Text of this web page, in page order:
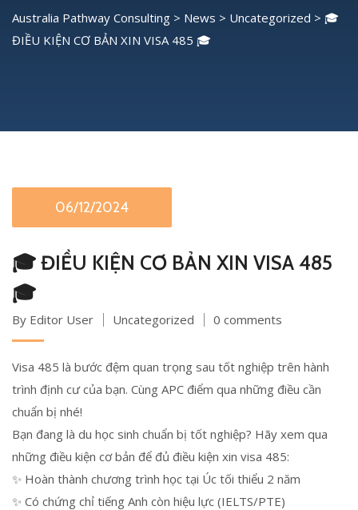
Australia Pathway Consulting > News > Uncategorized > 🎓
ĐIỀU KIỆN CƠ BẢN XIN VISA 485 🎓
06/12/2024
🎓 ĐIỀU KIỆN CƠ BẢN XIN VISA 485
🎓
By Editor User Uncategorized 0 comments
Visa 485 là bước đệm quan trọng sau tốt nghiệp trên hành
trình định cư của bạn. Cùng APC điểm qua những điều cần
chuẩn bị nhé!
Bạn đang là du học sinh chuẩn bị tốt nghiệp? Hãy xem qua
những điều kiện cơ bản để đủ điều kiện xin visa 485:
✨ Hoàn thành chương trình học tại Úc tối thiểu 2 năm
✨ Có chứng chỉ tiếng Anh còn hiệu lực (IELTS/PTE)